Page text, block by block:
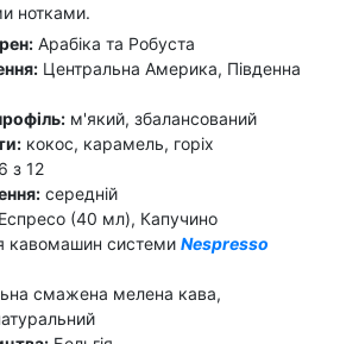
нотками.
Арабіка та Робуста
Центральна Америка, Південна
м'який, збалансований
кокос, карамель, горіх
6 з 12
середній
Еспресо (40 мл), Капучино
кавомашин системи Nespresso
смажена мелена кава,